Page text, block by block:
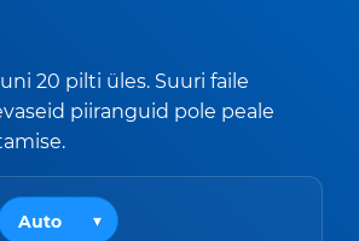
20 pilti üles. Suuri faile
piiranguid pole peale